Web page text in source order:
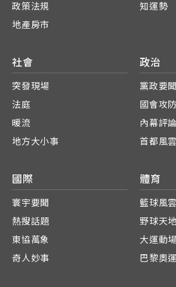
政策法規
地產房市
知運勢
社會
突發現場
法庭
暖流
地方大小事
政治
黨政要聞
國會攻防
內幕評論
首都風雲
國際
寰宇要聞
熱搜話題
東協萬象
奇人妙事
體育
籃球風雲
野球天地
大運動場
巴黎奧運